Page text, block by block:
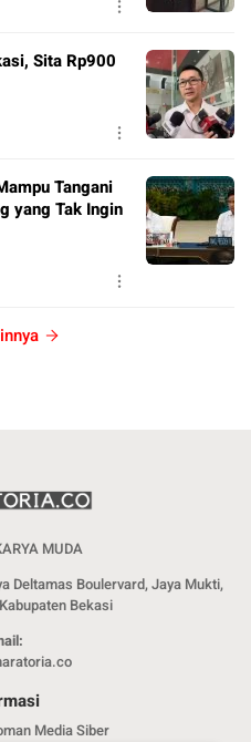
Sita Rp900
Tangani
yang Tak Ingin
MUDA
Deltamas Boulervard, Jaya Mukti,
Bekasi
Media Siber